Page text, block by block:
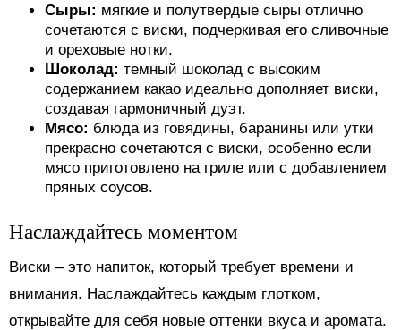
Сыры: мягкие и полутвердые сыры отлично
сочетаются с виски, подчеркивая его сливочные
и ореховые нотки.
Шоколад: темный шоколад с высоким
содержанием какао идеально дополняет виски,
создавая гармоничный дуэт.
Мясо: блюда из говядины, баранины или утки
прекрасно сочетаются с виски, особенно если
мясо приготовлено на гриле или с добавлением
пряных соусов.
Наслаждайтесь моментом
Виски – это напиток, который требует времени и
внимания. Наслаждайтесь каждым глотком,
открывайте для себя новые оттенки вкуса и аромата.